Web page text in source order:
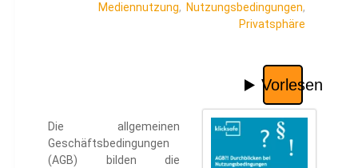
Mediennutzung, Nutzungsbedingungen,
Privatsphäre
Die allgemeinen
Geschäftsbedingungen
(AGB) bilden die